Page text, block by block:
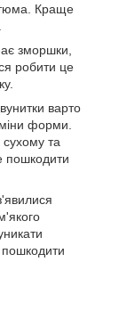
Краще
зморшки,
робити це
варто
форми.
та
пошкодити
пошкодити